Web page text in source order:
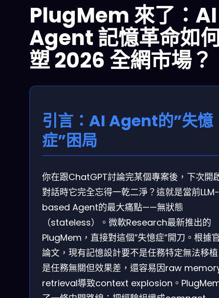
PlugMem 來了：AI
Agent 記憶革命如
塑 2026 全網市場？
引言：AI Agent的”失憶
症”困局
你在跟ChatGPT討論完某個專案後，下次開
對話時它完全忘得一乾二淨？這就是當前LLM-
based Agent的最大痛點——無狀態
（stateless）。微軟Research最新推出的
PlugMem，直接對這個”失憶症”開刀。根據
論文，現有記憶設計要不是任務特定無法移
是任務無關但效果差，還容易因raw
retrieval導致context explosion。